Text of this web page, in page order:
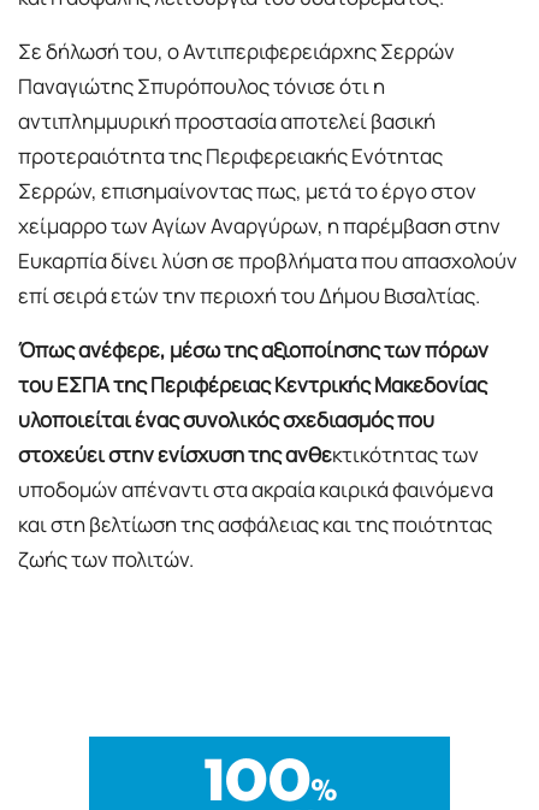
Σε δήλωσή του, ο Αντιπεριφερειάρχης Σερρών
Παναγιώτης Σπυρόπουλος τόνισε ότι η
αντιπλημμυρική προστασία αποτελεί βασική
προτεραιότητα της Περιφερειακής Ενότητας
Σερρών, επισημαίνοντας πως, μετά το έργο στον
χείμαρρο των Αγίων Αναργύρων, η παρέμβαση στην
Ευκαρπία δίνει λύση σε προβλήματα που απασχολούν
επί σειρά ετών την περιοχή του Δήμου Βισαλτίας.
Όπως ανέφερε, μέσω της αξιοποίησης των πόρων
του ΕΣΠΑ της Περιφέρειας Κεντρικής Μακεδονίας
υλοποιείται ένας συνολικός σχεδιασμός που
στοχεύει στην ενίσχυση της ανθεκτικότητας των
υποδομών απέναντι στα ακραία καιρικά φαινόμενα
και στη βελτίωση της ασφάλειας και της ποιότητας
ζωής των πολιτών.